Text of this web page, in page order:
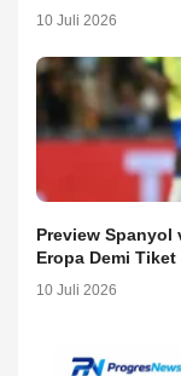
10 Juli 2026
Preview Spanyol
Eropa Demi
10 Juli 2026